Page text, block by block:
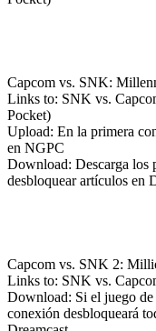
Capcom vs. SNK:
Links to: SNK vs.
Pocket)
Upload: En la primera
en NGPC
Download: Descarga los
desbloquear artículos en
Capcom vs. SNK 2:
Links to: SNK vs.
Download: Si el juego
conexión desbloqueará